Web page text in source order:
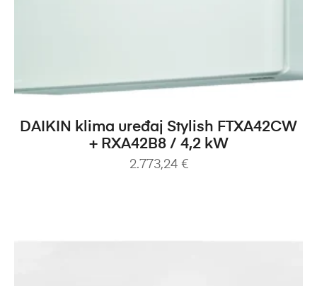
DODAJ U KOŠARICU
DAIKIN klima uređaj Stylish FTXA42CW
+ RXA42B8 / 4,2 kW
2.773,24 €